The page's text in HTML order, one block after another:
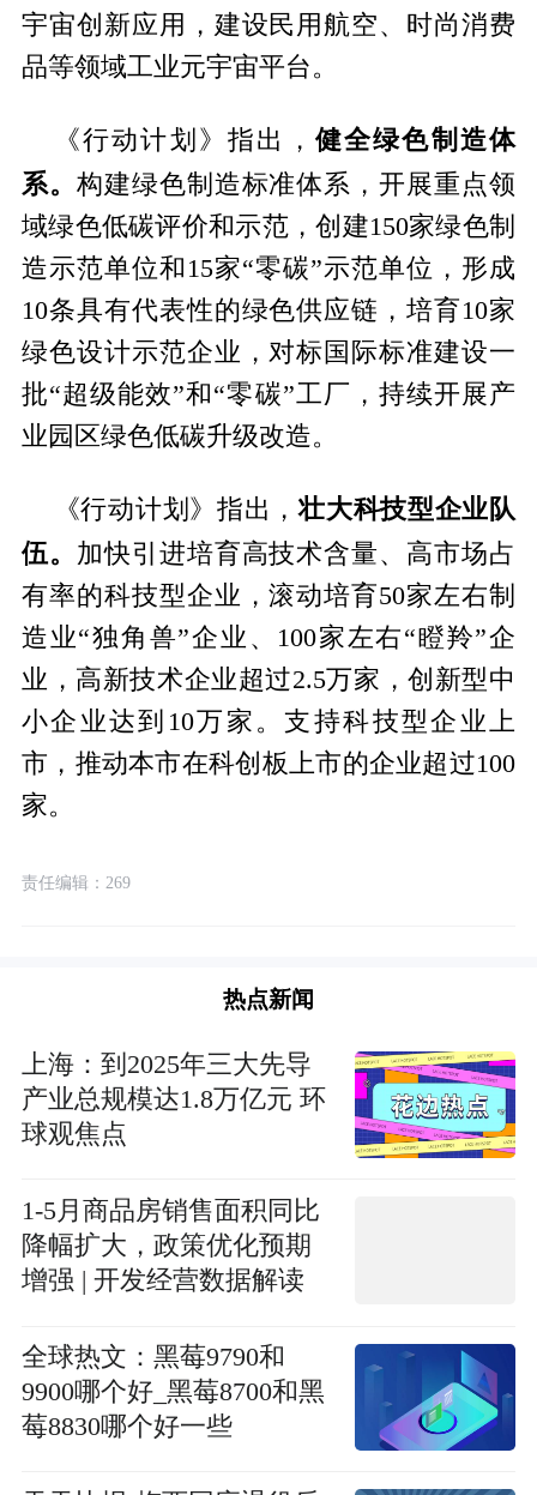
宇宙创新应用，建设民用航空、时尚消费
品等领域工业元宇宙平台。
《行动计划》指出， 健全绿色制造体
系。
构建绿色制造标准体系，开展重点领
域绿色低碳评价和示范，创建150家绿色制
造示范单位和15家“零碳”示范单位，形成
10条具有代表性的绿色供应链，培育10家
绿色设计示范企业，对标国际标准建设一
批“超级能效”和“零碳”工厂，持续开展产
业园区绿色低碳升级改造。
《行动计划》指出，壮大科技型企业队
伍。
加快引进培育高技术含量、高市场占
有率的科技型企业，滚动培育50家左右制
造业“独角兽”企业、100家左右“瞪羚”企
业，高新技术企业超过2.5万家，创新型中
小企业达到10万家。支持科技型企业上
市，推动本市在科创板上市的企业超过100
家。
责任编辑：269
热点新闻
上海：到2025年三大先导
产业总规模达1.8万亿元 环
球观焦点
1-5月商品房销售面积同比
降幅扩大，政策优化预期
增强 | 开发经营数据解读
全球热文：黑莓9790和
9900哪个好_黑莓8700和黑
莓8830哪个好一些